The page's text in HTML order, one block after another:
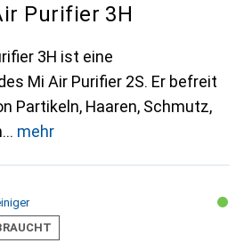
Purifier 3H
3H ist eine
Mi Air Purifier 2S. Er befreit
Partikeln, Haaren, Schmutz,
mehr